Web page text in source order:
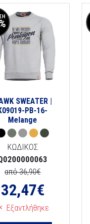
SWEATER |
PB-16-
Melange
ΚΩΔΙΚΟΣ
από 36,90€
32,47€
Εξαντλήθηκε